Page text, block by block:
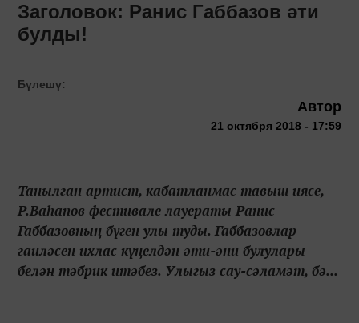
Заголовок: Ранис Габбазов әти
булды!
Бүлешү:
Автор
21 октября 2018 - 17:59
Танылган артист, кабатланмас тавыш иясе,
Р.Ваһапов фестивале лауераты Ранис
Габбазовның бүген улы туды. Габбазовлар
гаиләсен ихлас күңелдән әти-әни булулары
белән тәбрик итәбез. Улыгыз сау-сәламәт, бә...